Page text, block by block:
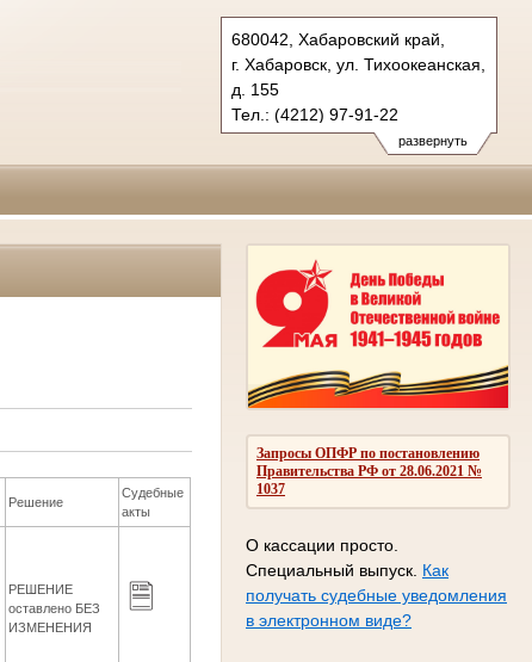
развернуть
680042, Хабаровский край,
г. Хабаровск, ул. Тихоокеанская,
д. 155
Тел.: (4212) 97-91-22
kraevoy.hbr@sudrf.ru
Запросы ОПФР по постановлению
Правительства РФ от 28.06.2021 №
1037
О кассации просто.
Специальный выпуск. Как
получать судебные уведомления
в электронном виде?
Решение
Судебные
акты
РЕШЕНИЕ
оставлено БЕЗ
ИЗМЕНЕНИЯ